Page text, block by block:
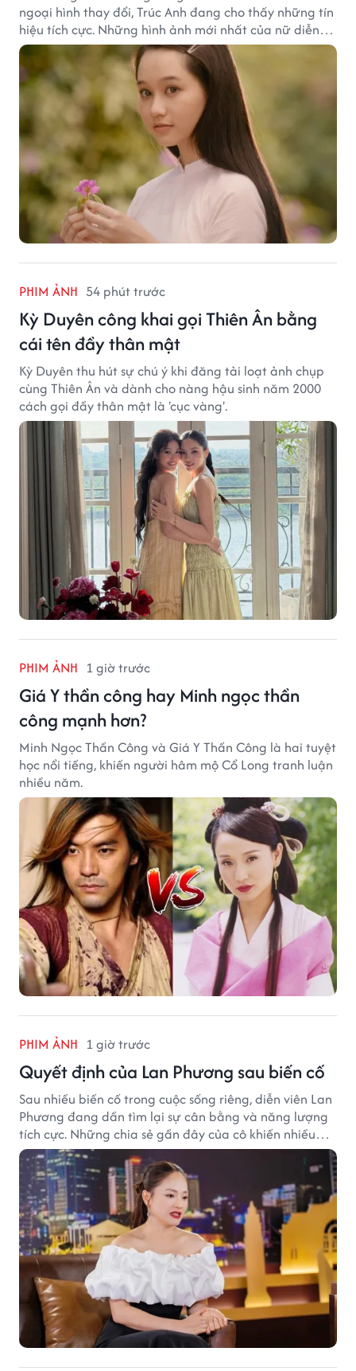
ngoại hình thay đổi, Trúc Anh đang cho thấy những tín
hiệu tích cực. Những hình ảnh mới nhất của nữ diễn
viên khiến nhiều khán giả tin rằng hành trình trở lại
của cô vẫn còn nhiều hy vọng.
PHIM ẢNH 54 phút trước
Kỳ Duyên công khai gọi Thiên Ân bằng
cái tên đầy thân mật
Kỳ Duyên thu hút sự chú ý khi đăng tải loạt ảnh chụp
cùng Thiên Ân và dành cho nàng hậu sinh năm 2000
cách gọi đầy thân mật là 'cục vàng'.
PHIM ẢNH 1 giờ trước
Giá Y thần công hay Minh ngọc thần
công mạnh hơn?
Minh Ngọc Thần Công và Giá Y Thần Công là hai tuyệt
học nổi tiếng, khiến người hâm mộ Cổ Long tranh luận
nhiều năm.
PHIM ẢNH 1 giờ trước
Quyết định của Lan Phương sau biến cố
Sau nhiều biến cố trong cuộc sống riêng, diễn viên Lan
Phương đang dần tìm lại sự cân bằng và năng lượng
tích cực. Những chia sẻ gần đây của cô khiến nhiều
khán giả thêm yêu mến và dành sự đồng cảm.